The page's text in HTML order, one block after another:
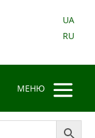
UA
RU